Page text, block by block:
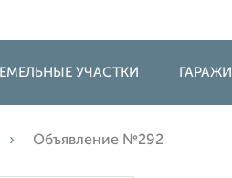
УЧАСТКИ
Объявление №292